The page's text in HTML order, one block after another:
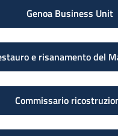
Genoa Business Unit
e risanamento del
Commissario